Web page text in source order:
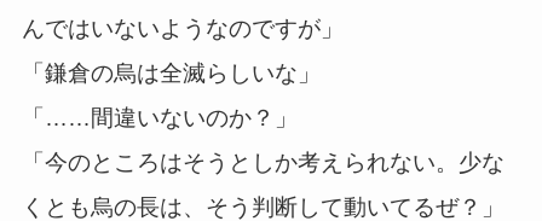
んではいないようなのですが」
「鎌倉の烏は全滅らしいな」
「……間違いないのか？」
「今のところはそうとしか考えられない。少な
くとも烏の長は、そう判断して動いてるぜ？」